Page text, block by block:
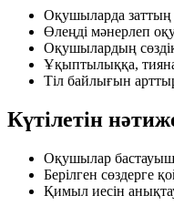
Оқушыларда заттың
Өлеңді мәнерлеп
Оқушылардың
Ұқыптылыққа,
Тіл байлығын
Күтілетін
Оқушылар бастауыш
Берілген сөздерге
Қимыл иесін